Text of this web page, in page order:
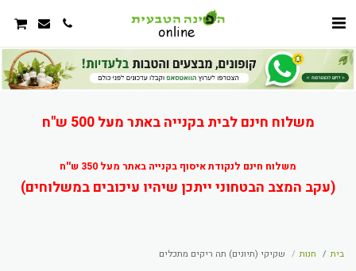
משלוח חינם לבית בקנייה באתר מעל 500 ש"ח
משלוח חינם לנקודת איסוף בקנייה באתר מעל 350 ש''ח
(עקב המצב הבטחוני ייתכן שיהיו עיכובים במשלוחים)
בית חנות שקיקי (תיונים) תה ריקים מתכלים